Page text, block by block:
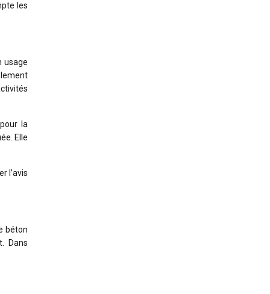
les
usage
la
Elle
l’avis
béton
Dans